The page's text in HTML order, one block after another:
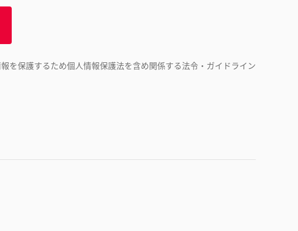
を保護するため個人情報保護法を含め関係する法令・ガイドライン